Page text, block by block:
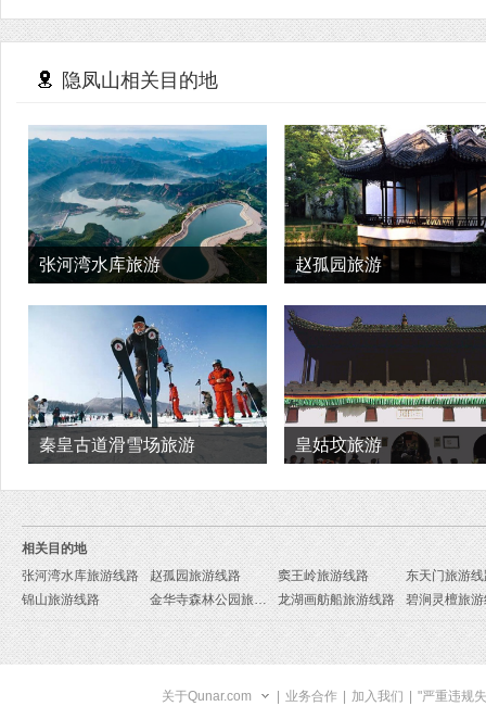
隐凤山相关目的地
张河湾水库旅游 赵孤园旅游
秦皇古道滑雪场旅游 皇姑坟旅游
相关目的地
张河湾水库旅游线路
赵孤园旅游线路 窦王岭旅游线路
东天门旅游
锦山旅游线路
金华寺森林公园旅游线路 龙湖画舫船旅游线路 碧涧灵檀旅
关于Qunar.com 业务合作 加入我们 "严重违规